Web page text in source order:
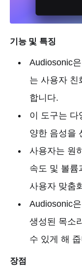
기능 및 특징
Audiosonic
는 사용자 친
합니다.
이 도구는 다
양한 음성을
사용자는 원
속도 및 볼륨
사용자 맞춤
Audiosonic
생성된 목소
수 있게 해
장점